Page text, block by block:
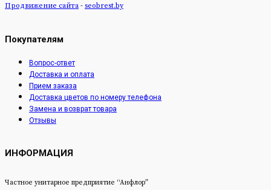
Продвижение сайта - seobrest.by
Покупателям
Вопрос-ответ
Доставка и оплата
Прием заказа
Доставка цветов по номеру телефона
Замена и возврат товара
Отзывы
ИНФОРМАЦИЯ
Частное унитарное предприятие “Анфлор”